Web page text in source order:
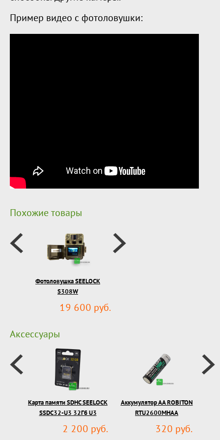
Пример видео с фотоловушки:
Похожие товары
Фотоловушка SEELOCK
S308W
19 600 руб.
Аксессуары
Карта памяти SDHC SEELOCK
SSDC32-U3 32Гб U3
2 200 руб.
Аккумулятор АА ROBITON
RTU2600MHAA
320 руб.